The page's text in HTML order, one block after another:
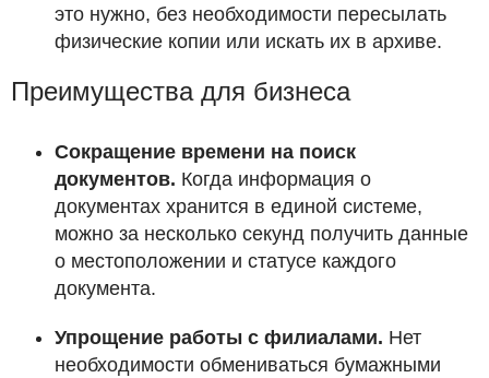
это нужно, без необходимости пересылать
физические копии или искать их в архиве.
Преимущества для бизнеса
Сокращение времени на поиск
документов. Когда информация о
документах хранится в единой системе,
можно за несколько секунд получить данные
о местоположении и статусе каждого
документа.
Упрощение работы с филиалами. Нет
необходимости обмениваться бумажными